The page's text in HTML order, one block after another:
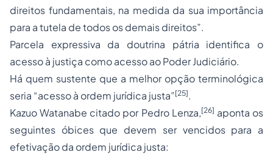
direitos fundamentais, na medida da sua importância
para a tutela de todos os demais direitos”.
Parcela expressiva da doutrina pátria identifica o
acesso à justiça como acesso ao Poder Judiciário.
Há quem sustente que a melhor opção terminológica
seria “acesso à ordem jurídica justa”[25].
Kazuo Watanabe citado por Pedro Lenza,[26] aponta os
seguintes óbices que devem ser vencidos para a
efetivação da ordem jurídica justa: